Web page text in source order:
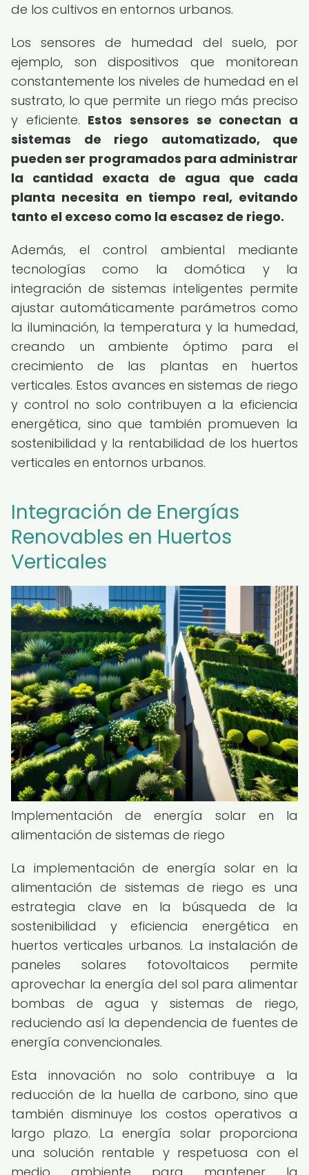
de los cultivos en entornos urbanos.
Los sensores de humedad del suelo, por
ejemplo, son dispositivos que monitorean
constantemente los niveles de humedad en el
sustrato, lo que permite un riego más preciso
y eficiente. Estos sensores se conectan a
sistemas de riego automatizado, que
pueden ser programados para administrar
la cantidad exacta de agua que cada
planta necesita en tiempo real, evitando
tanto el exceso como la escasez de riego.
Además, el control ambiental mediante
tecnologías como la domótica y la
integración de sistemas inteligentes permite
ajustar automáticamente parámetros como
la iluminación, la temperatura y la humedad,
creando un ambiente óptimo para el
crecimiento de las plantas en huertos
verticales. Estos avances en sistemas de riego
y control no solo contribuyen a la eficiencia
energética, sino que también promueven la
sostenibilidad y la rentabilidad de los huertos
verticales en entornos urbanos.
Integración de Energías
Renovables en Huertos
Verticales
Implementación de energía solar en la
alimentación de sistemas de riego
La implementación de energía solar en la
alimentación de sistemas de riego es una
estrategia clave en la búsqueda de la
sostenibilidad y eficiencia energética en
huertos verticales urbanos. La instalación de
paneles solares fotovoltaicos permite
aprovechar la energía del sol para alimentar
bombas de agua y sistemas de riego,
reduciendo así la dependencia de fuentes de
energía convencionales.
Esta innovación no solo contribuye a la
reducción de la huella de carbono, sino que
también disminuye los costos operativos a
largo plazo. La energía solar proporciona
una solución rentable y respetuosa con el